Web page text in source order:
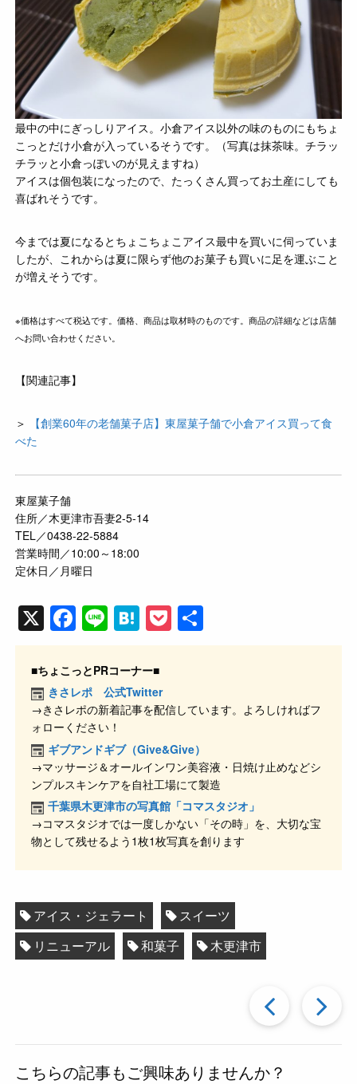
最中の中にぎっしりアイス。小倉アイス以外の味のものにもちょ
こっとだけ小倉が入っているそうです。（写真は抹茶味。チラッ
チラッと小倉っぽいのが見えますね）
アイスは個包装になったので、たっくさん買ってお土産にしても
喜ばれそうです。
今までは夏になるとちょこちょこアイス最中を買いに伺っていま
したが、これからは夏に限らず他のお菓子も買いに足を運ぶこと
が増えそうです。
※価格はすべて税込です。価格、商品は取材時のものです。商品の詳細などは店舗
へお問い合わせください。
【関連記事】
＞
【創業60年の老舗菓子店】東屋菓子舗で小倉アイス買って食
べた
東屋菓子舗
住所／木更津市吾妻2-5-14
TEL／0438-22-5884
営業時間／10:00～18:00
定休日／月曜日
X F
a
c
e
b
o
o
k
Li
n
e
H
at
e
n
a
P
o 有
■ちょこっとPRコーナー■
きさレポ 公式Twitter
→きさレポの新着記事を配信しています。よろしければフ
ォローください！
ギブアンドギブ（Give&Give）
→マッサージ＆オールインワン美容液・日焼け止めなどシ
ンプルスキンケアを自社工場にて製造
千葉県木更津市の写真館「コマスタジオ」
→コマスタジオでは一度しかない「その時」を、大切な宝
物として残せるよう1枚1枚写真を創ります
アイス・ジェラート
スイーツ
リニューアル
和菓子 木更津市
過
去
こちらの記事もご興味ありませんか？